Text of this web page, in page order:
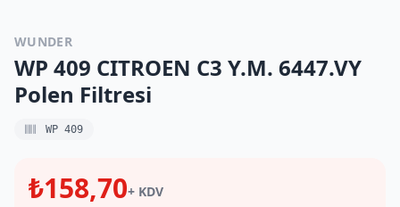
WUNDER
WP 409 CITROEN C3 Y.M. 6447.VY
Polen Filtresi
WP 409
₺158,70+ KDV